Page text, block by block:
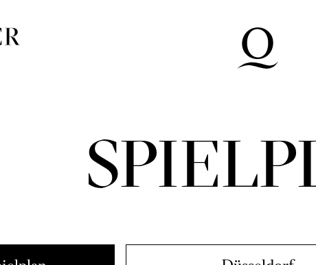
Sparte...
Oper
Schmiedekunst trifft Klanggewalt: Die Opernsaga geht weiter